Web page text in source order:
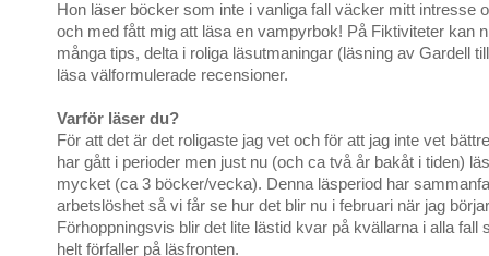
Hon läser böcker som inte i vanliga fall väcker mitt intresse
och med fått mig att läsa en vampyrbok! På Fiktiviteter kan
många tips, delta i roliga läsutmaningar (läsning av Gardell
läsa välformulerade recensioner.
Varför läser du?
För att det är det roligaste jag vet och för att jag inte vet
har gått i perioder men just nu (och ca två år bakåt i tiden)
mycket (ca 3 böcker/vecka). Denna läsperiod har
arbetslöshet så vi får se hur det blir nu i februari när jag
Förhoppningsvis blir det lite lästid kvar på kvällarna i alla fall
helt förfaller på läsfronten.